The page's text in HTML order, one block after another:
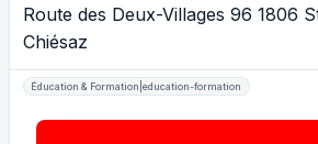
Route des Deux-Villages 96 1806
Chiésaz
Éducation & Formation|education-formation